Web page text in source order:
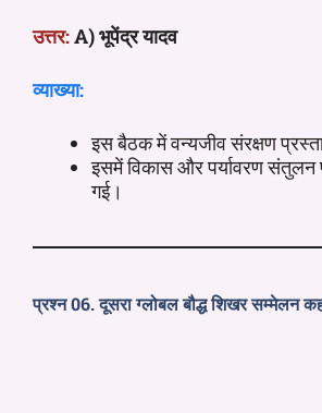
उत्तर:A) भूपेंद्र यादव
व्याख्या:
इस बैठक में वन्यजीव संरक्षण
इसमें विकास और पर्यावरण संतुलन
गई।
प्रश्न 06. दूसरा ग्लोबल बौद्ध शिखर सम्मेलन